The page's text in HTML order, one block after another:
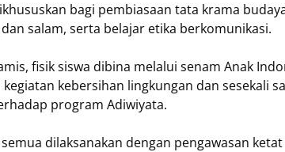
bagi pembiasaan tata krama
salam, serta belajar etika berkomunikasi.
fisik siswa dibina melalui senam Anak
kebersihan lingkungan dan sesekali
program Adiwiyata.
dilaksanakan dengan pengawasan